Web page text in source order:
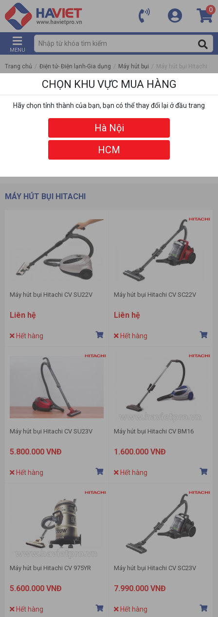
0
MENU
Trang chủ / Điện tử- Điện lạnh-Gia dụng / Máy hút bụi / Máy hút bụi Hitachi
MÁY HÚT BỤI HITACHI
Máy hút bụi Hitachi CV SU22V
Liên hệ
Hết hàng
Máy hút bụi Hitachi CV SC22V
Liên hệ
Hết hàng
Máy hút bụi Hitachi CV SU23V
5.800.000 VNĐ
Hết hàng
Máy hút bụi Hitachi CV BM16
1.600.000 VNĐ
Hết hàng
Máy hút bụi Hitachi CV 975YR
5.600.000 VNĐ
Hết hàng
Máy hút bụi Hitachi CV SC23V
7.990.000 VNĐ
Hết hàng
CHỌN KHU VỰC MUA HÀNG
Hãy chọn tỉnh thành của bạn, bạn có thể thay đổi lại ở đầu trang
Hà Nội
HCM